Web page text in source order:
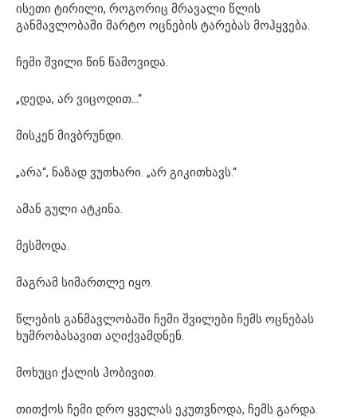
ისეთი ტირილი, როგორიც მრავალი წლის
განმავლობაში მარტო ოცნების ტარებას მოჰყვება.
ჩემი შვილი წინ წამოვიდა.
„დედა, არ ვიცოდით…“
მისკენ მივბრუნდი.
„არა“, ნაზად ვუთხარი. „არ გიკითხავს.“
ამან გული ატკინა.
მესმოდა.
მაგრამ სიმართლე იყო.
წლების განმავლობაში ჩემი შვილები ჩემს ოცნებას
ხუმრობასავით აღიქვამდნენ.
მოხუცი ქალის ჰობივით.
თითქოს ჩემი დრო ყველას ეკუთვნოდა, ჩემს გარდა.